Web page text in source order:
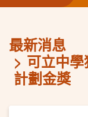
最新消息
可立中
計劃金獎